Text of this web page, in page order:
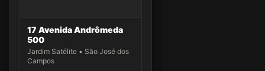
17 Avenida Andrômeda
500
Jardim Satélite • São José dos
Campos